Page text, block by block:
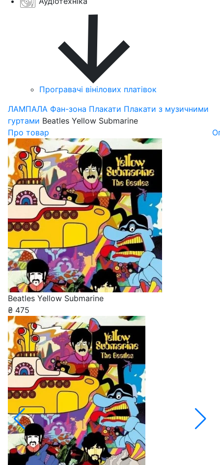
Програвачі вінілових платівок
ЛАМПАЛА Фан-зона Плакати Плакати з музичними
гуртами Beatles Yellow Submarine
Про товар
Beatles Yellow Submarine
₴ 475